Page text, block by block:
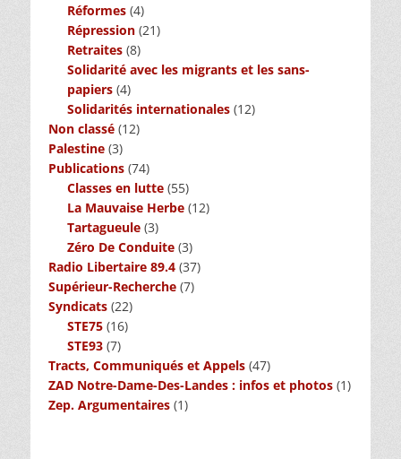
Réformes (4)
Répression (21)
Retraites (8)
Solidarité avec les migrants et les sans-
papiers (4)
Solidarités internationales (12)
Non classé (12)
Palestine (3)
Publications (74)
Classes en lutte (55)
La Mauvaise Herbe (12)
Tartagueule (3)
Zéro De Conduite (3)
Radio Libertaire 89.4 (37)
Supérieur-Recherche (7)
Syndicats (22)
STE75 (16)
STE93 (7)
Tracts, Communiqués et Appels (47)
ZAD Notre-Dame-Des-Landes : infos et photos (1)
Zep. Argumentaires (1)